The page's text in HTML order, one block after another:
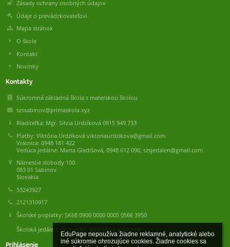
EduPage nepoužíva žiadne reklamné, analytické alebo
iné súkromie ohrozujúce cookies. Žiadne cookies sa
Zásady ochrany osobných údajov
Údaje o prevádzkovateľovi
Mapa stránok
O škole
Kontakt
Novinky
Kontakty
Súkromná základná škola s materskou školou
szssabinov@primaskola.xyz
Riaditeľka: Mgr. Silvia Urdzíková 0915 949 733
Platby: Viktória Urdzíková viktoriaurdzikova@gmail.com
Vrátnica: 0948 181 422
Vedúca jedálne: Marta Gladišová, 0948 612 090, szsjedalen@gmail.com
Námestie slobody 100
083 01 Sabinov
Slovakia
53243927
2121310917
Školské poplatky: SK68 0900 0000 0005 0566 3950
Školská jedáleň: SK90 0900 0000 0051 4004 5940
Prihlásenie